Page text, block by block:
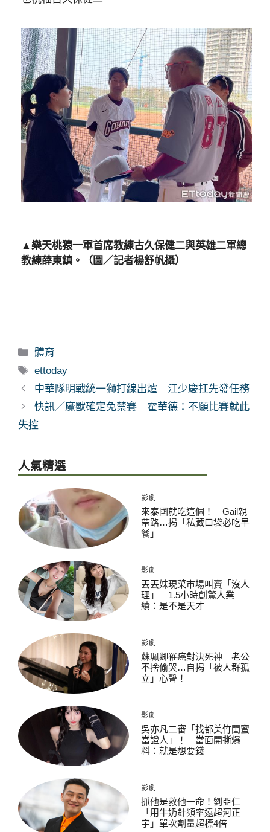
▲樂天桃猿一軍首席教練古久保健二與英雄二軍總
教練薛東鎮。（圖／記者楊舒帆攝）
分
類
體育
標
籤
ettoday
中華隊明戰統一獅打線出爐 江少慶扛先發任務
快訊／魔獸確定免禁賽 霍華德：不願比賽就此
失控
人氣精選
影劇
來泰國就吃這個！ Gail親
帶路…揭「私藏口袋必吃早
餐」
影劇
丟丟妹現菜市場叫賣「沒人
理」 1.5小時創驚人業
績：是不是天才
影劇
蘇珮卿罹癌對決死神 老公
不捨偷哭…自揭「被人群孤
立」心聲！
影劇
吳亦凡二審「找都美竹閨蜜
當證人」！ 當面開撕爆
料：就是想要錢
影劇
抓他是救他一命！劉亞仁
「用牛奶針頻率遠超河正
宇」單次劑量超標4倍